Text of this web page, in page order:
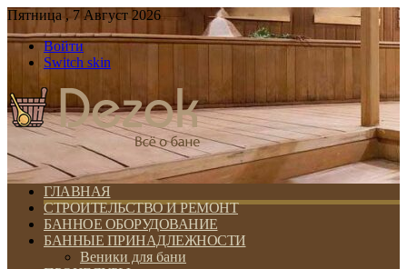
Пятница , 7 Август 2026
Войти
Switch skin
ГЛАВНАЯ
СТРОИТЕЛЬСТВО И РЕМОНТ
БАННОЕ ОБОРУДОВАНИЕ
БАННЫЕ ПРИНАДЛЕЖНОСТИ
Веники для бани